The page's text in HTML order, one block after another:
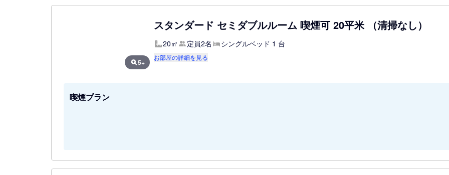
5+
スタンダード セミダブルルーム 喫煙可 20平米 （清掃なし）
20㎡ 定員2名 シングルベッド 1 台
お部屋の詳細を見る
喫煙プラン